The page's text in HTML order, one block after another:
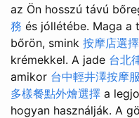
az Ön hosszú távú
務 és jóllétébe. Maga a
bőrön, smink 按摩店選擇
krémekkel. A jade 台北
amikor 台中輕井澤按摩
多樣餐點外燴選擇 a
hogyan használják. A